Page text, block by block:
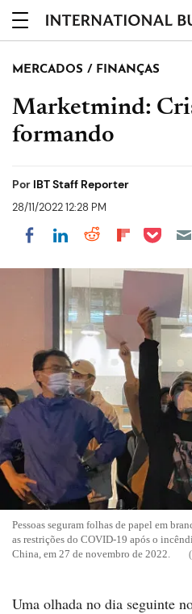
MERCADOS / FINANÇAS
Marketmind:
formando
Por IBT Staff Reporter
28/11/2022 12:28 PM
Share on Facebook
Share on
Share on
Share on
Share on
Pessoas seguram folhas de papel em
as restrições do COVID-19 após o
China, em 27 de novembro de 2022.
Uma olhada no dia seguinte